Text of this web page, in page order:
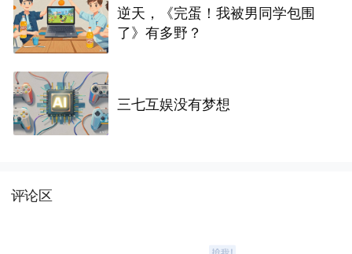
逆天，《完蛋！我被男同学包围
了》有多野？
三七互娱没有梦想
评论区